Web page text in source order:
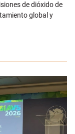
de dióxido de
global y